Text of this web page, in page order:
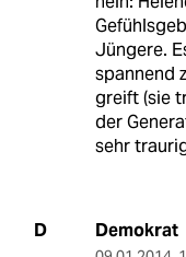
Jüngere.
spannend
greift (sie
der
sehr
D Demokrat